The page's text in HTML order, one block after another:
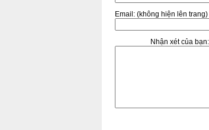
Email: (không hiện lên trang)
Nhận xét của bạn: